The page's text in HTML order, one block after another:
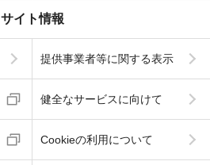
サイト情報
提供事業者等に関する表示
健全なサービスに向けて
Cookieの利用について